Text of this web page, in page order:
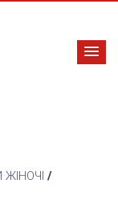
ЖІНОЧІ /